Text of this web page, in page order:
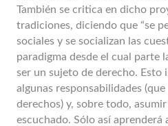
También se critica en dicho
tradiciones, diciendo que “se
sociales y se socializan las
paradigma desde el cual parte
ser un sujeto de derecho. Esto
algunas responsabilidades
derechos) y, sobre todo,
escuchado. Sólo así aprenderá